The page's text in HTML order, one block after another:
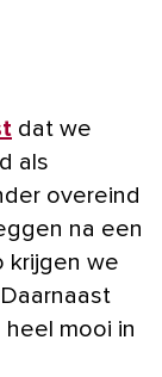
dat we
als
overeind
na een
krijgen we
mooi in